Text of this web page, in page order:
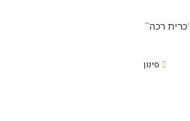
סינון